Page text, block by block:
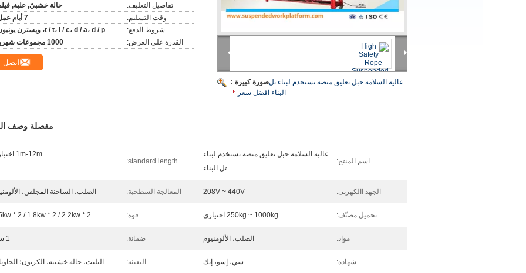
صورة كبيرة :عالية السلامة حبل تعليق منصة تستخدم لبناء تل
البناء افضل سعر
تفاصيل التغليف:
حالة خشبيّ, علبة,
وقت التسليم:
7 أيام عمل
شروط الدفع:
t / t، l / c، d / a، d / p، ويسترن يونيون
القدرة على العرض:
1000 مجموعات شهريا
اتصل
مفصلة وصف
اسم المنتج:
عالية السلامة حبل تعليق منصة تستخدم لبناء
تل البناء
standard length:
1m-12m اختياري
الجهد االكهربى: 208V ~ 440V المعالجة السطحية: الصلب، الساخنة المجلفن،
تحميل مصنّف: 250kg ~ 1000kg اختياري قوة: * 2 / 1.8kw * 2 / 2.2kw * 2
مواد: الصلب، الألومنيوم ضمانة: 1 سنة
شهادة: سي، إسو، إيك التعبئة: البليت، حالة خشبية، الكرتون؛